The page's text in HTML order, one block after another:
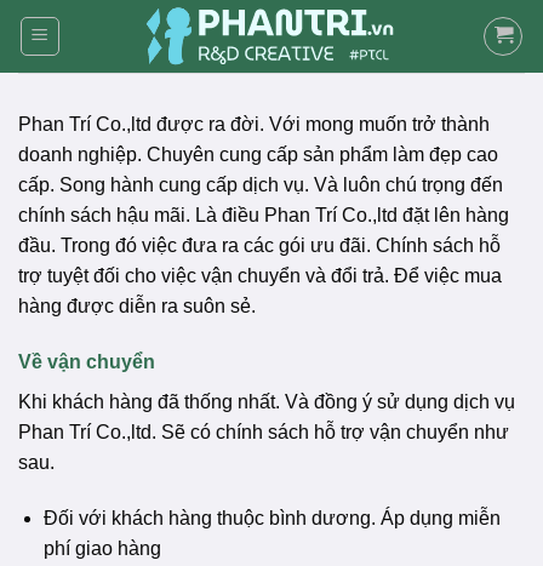
Skip
content
Phan Trí Co.,ltd được ra đời. Với mong muốn trở thành
doanh nghiệp. Chuyên cung cấp sản phẩm làm đẹp cao
cấp. Song hành cung cấp dịch vụ. Và luôn chú trọng đến
chính sách hậu mãi. Là điều Phan Trí Co.,ltd đặt lên hàng
đầu. Trong đó việc đưa ra các gói ưu đãi. Chính sách hỗ
trợ tuyệt đối cho việc vận chuyển và đổi trả. Để việc mua
hàng được diễn ra suôn sẻ.
Về vận chuyển
Khi khách hàng đã thống nhất. Và đồng ý sử dụng dịch vụ
Phan Trí Co.,ltd. Sẽ có chính sách hỗ trợ vận chuyển như
sau.
Đối với khách hàng thuộc bình dương. Áp dụng miễn
phí giao hàng